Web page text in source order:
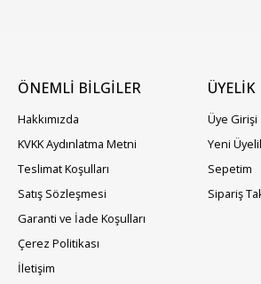
ÖNEMLİ BİLGİLER
Hakkımızda
KVKK Aydınlatma Metni
Teslimat Koşulları
Satış Sözleşmesi
Garanti ve İade Koşulları
Çerez Politikası
İletişim
ÜYELIK
Üye Girişi
Yeni
Sepetim
Sipariş